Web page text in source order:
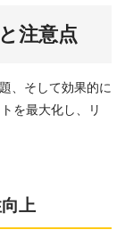
注意点
、そして効果的に
を最大化し、リ
上